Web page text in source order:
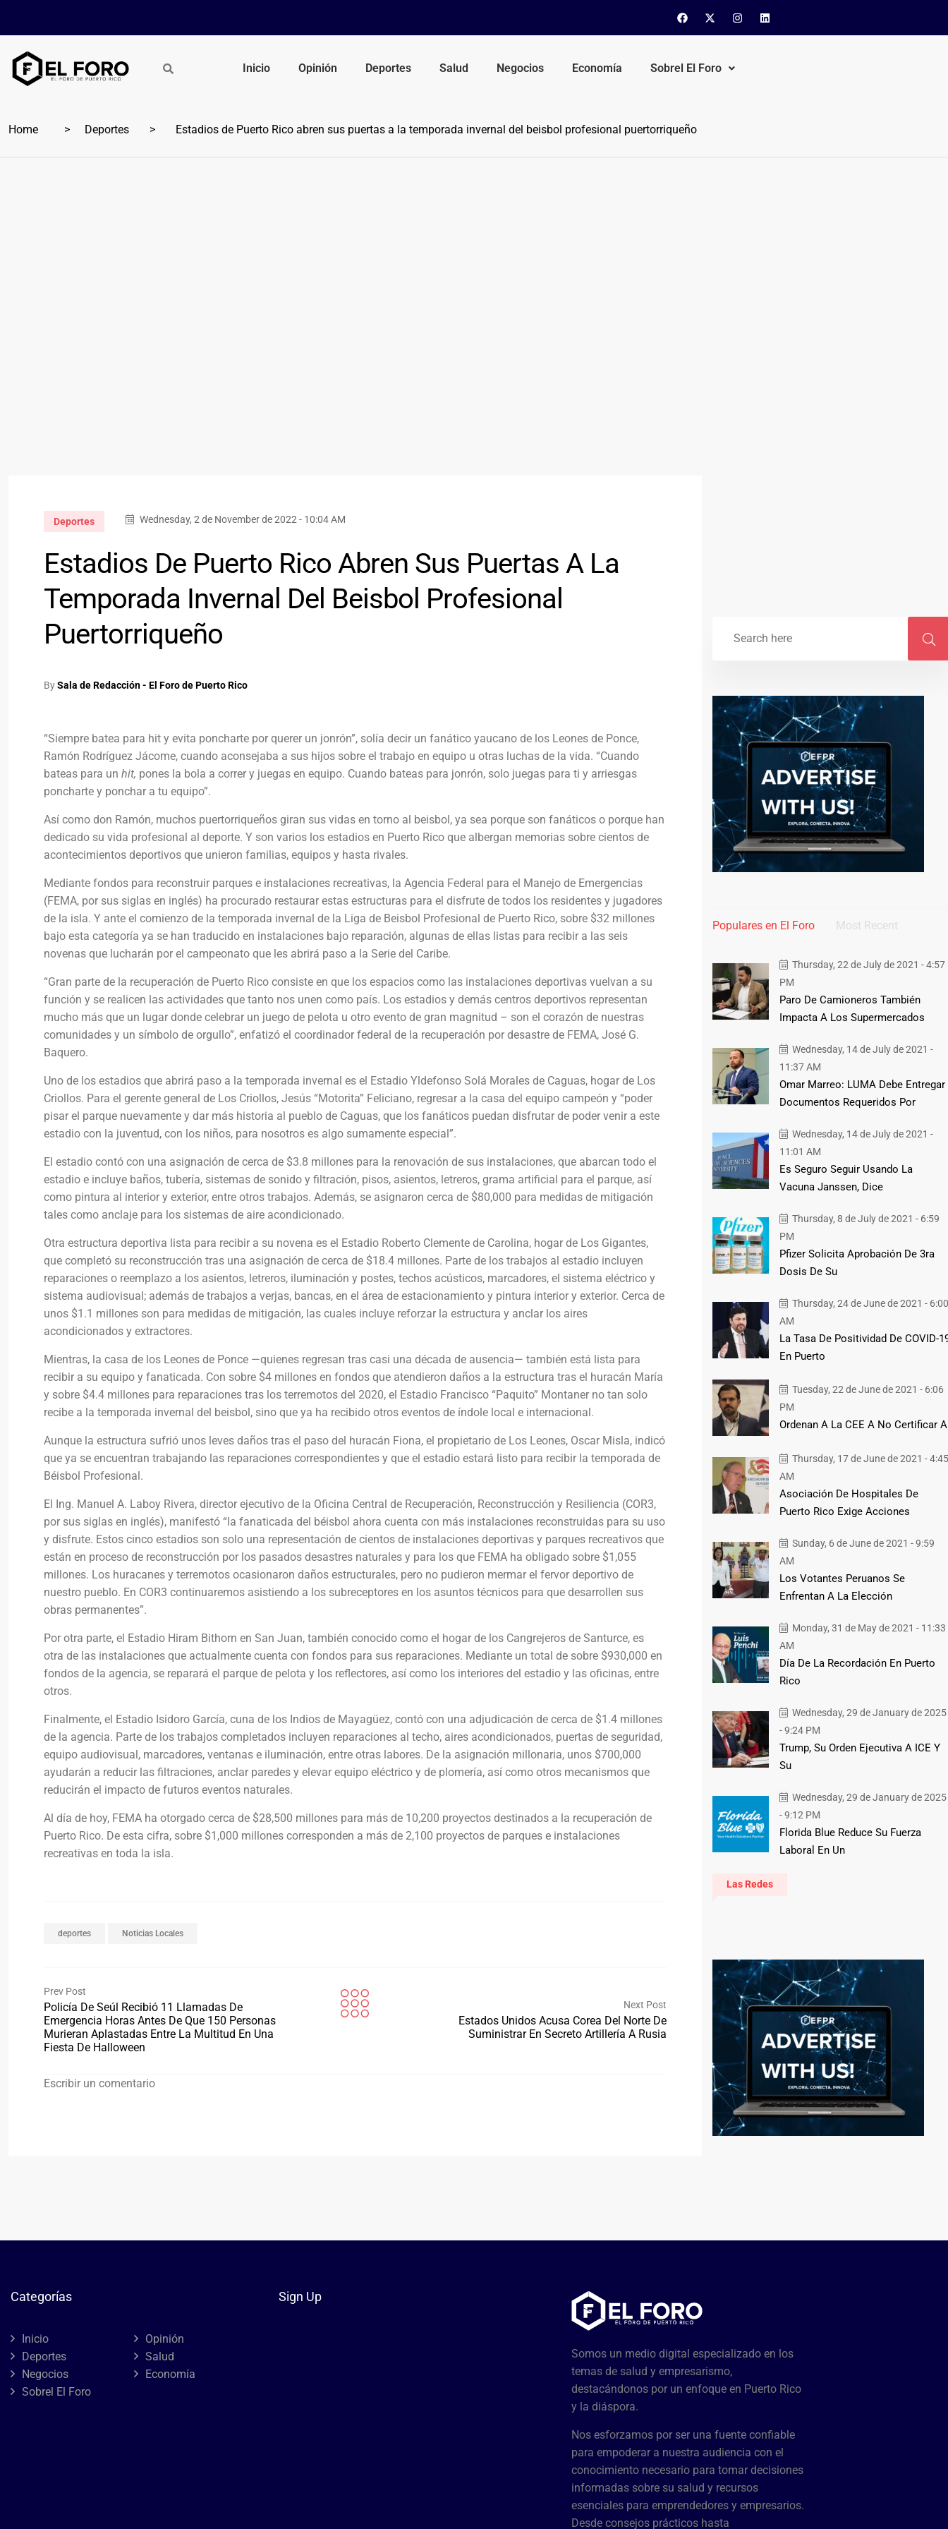
Inicio Opinión Deportes Salud Negocios Economía Sobrel El Foro
Home Deportes Estadios de Puerto Rico abren sus puertas a la temporada invernal del beisbol profesional puertorriqueño
Deportes Wednesday, 2 de November de 2022 - 10:04 AM
Estadios De Puerto Rico Abren Sus Puertas A La
Temporada Invernal Del Beisbol Profesional
Puertorriqueño
BySala de Redacción - El Foro de Puerto Rico
“Siempre batea para hit y evita poncharte por querer un jonrón”, solía decir un fanático yaucano de los Leones de Ponce,
Ramón Rodríguez Jácome, cuando aconsejaba a sus hijos sobre el trabajo en equipo u otras luchas de la vida. “Cuando
bateas para un hit, pones la bola a correr y juegas en equipo. Cuando bateas para jonrón, solo juegas para ti y arriesgas
poncharte y ponchar a tu equipo”.
Así como don Ramón, muchos puertorriqueños giran sus vidas en torno al beisbol, ya sea porque son fanáticos o porque han
dedicado su vida profesional al deporte. Y son varios los estadios en Puerto Rico que albergan memorias sobre cientos de
acontecimientos deportivos que unieron familias, equipos y hasta rivales.
Mediante fondos para reconstruir parques e instalaciones recreativas, la Agencia Federal para el Manejo de Emergencias
(FEMA, por sus siglas en inglés) ha procurado restaurar estas estructuras para el disfrute de todos los residentes y jugadores
de la isla. Y ante el comienzo de la temporada invernal de la Liga de Beisbol Profesional de Puerto Rico, sobre $32 millones
bajo esta categoría ya se han traducido en instalaciones bajo reparación, algunas de ellas listas para recibir a las seis
novenas que lucharán por el campeonato que les abrirá paso a la Serie del Caribe.
“Gran parte de la recuperación de Puerto Rico consiste en que los espacios como las instalaciones deportivas vuelvan a su
función y se realicen las actividades que tanto nos unen como país. Los estadios y demás centros deportivos representan
mucho más que un lugar donde celebrar un juego de pelota u otro evento de gran magnitud – son el corazón de nuestras
comunidades y un símbolo de orgullo”, enfatizó el coordinador federal de la recuperación por desastre de FEMA, José G.
Baquero.
Uno de los estadios que abrirá paso a la temporada invernal es el Estadio Yldefonso Solá Morales de Caguas, hogar de Los
Criollos. Para el gerente general de Los Criollos, Jesús “Motorita” Feliciano, regresar a la casa del equipo campeón y “poder
pisar el parque nuevamente y dar más historia al pueblo de Caguas, que los fanáticos puedan disfrutar de poder venir a este
estadio con la juventud, con los niños, para nosotros es algo sumamente especial”.
El estadio contó con una asignación de cerca de $3.8 millones para la renovación de sus instalaciones, que abarcan todo el
estadio e incluye baños, tubería, sistemas de sonido y filtración, pisos, asientos, letreros, grama artificial para el parque, así
como pintura al interior y exterior, entre otros trabajos. Además, se asignaron cerca de $80,000 para medidas de mitigación
tales como anclaje para los sistemas de aire acondicionado.
Otra estructura deportiva lista para recibir a su novena es el Estadio Roberto Clemente de Carolina, hogar de Los Gigantes,
que completó su reconstrucción tras una asignación de cerca de $18.4 millones. Parte de los trabajos al estadio incluyen
reparaciones o reemplazo a los asientos, letreros, iluminación y postes, techos acústicos, marcadores, el sistema eléctrico y
sistema audiovisual; además de trabajos a verjas, bancas, en el área de estacionamiento y pintura interior y exterior. Cerca de
unos $1.1 millones son para medidas de mitigación, las cuales incluye reforzar la estructura y anclar los aires
acondicionados y extractores.
Mientras, la casa de los Leones de Ponce —quienes regresan tras casi una década de ausencia— también está lista para
recibir a su equipo y fanaticada. Con sobre $4 millones en fondos que atendieron daños a la estructura tras el huracán María
y sobre $4.4 millones para reparaciones tras los terremotos del 2020, el Estadio Francisco “Paquito” Montaner no tan solo
recibe a la temporada invernal del beisbol, sino que ya ha recibido otros eventos de índole local e internacional.
Aunque la estructura sufrió unos leves daños tras el paso del huracán Fiona, el propietario de Los Leones, Oscar Misla, indicó
que ya se encuentran trabajando las reparaciones correspondientes y que el estadio estará listo para recibir la temporada de
Béisbol Profesional.
El Ing. Manuel A. Laboy Rivera, director ejecutivo de la Oficina Central de Recuperación, Reconstrucción y Resiliencia (COR3,
por sus siglas en inglés), manifestó “la fanaticada del béisbol ahora cuenta con más instalaciones reconstruidas para su uso
y disfrute. Estos cinco estadios son solo una representación de cientos de instalaciones deportivas y parques recreativos que
están en proceso de reconstrucción por los pasados desastres naturales y para los que FEMA ha obligado sobre $1,055
millones. Los huracanes y terremotos ocasionaron daños estructurales, pero no pudieron mermar el fervor deportivo de
nuestro pueblo. En COR3 continuaremos asistiendo a los subreceptores en los asuntos técnicos para que desarrollen sus
obras permanentes”.
Por otra parte, el Estadio Hiram Bithorn en San Juan, también conocido como el hogar de los Cangrejeros de Santurce, es
otra de las instalaciones que actualmente cuenta con fondos para sus reparaciones. Mediante un total de sobre $930,000 en
fondos de la agencia, se reparará el parque de pelota y los reflectores, así como los interiores del estadio y las oficinas, entre
otros.
Finalmente, el Estadio Isidoro García, cuna de los Indios de Mayagüez, contó con una adjudicación de cerca de $1.4 millones
de la agencia. Parte de los trabajos completados incluyen reparaciones al techo, aires acondicionados, puertas de seguridad,
equipo audiovisual, marcadores, ventanas e iluminación, entre otras labores. De la asignación millonaria, unos $700,000
ayudarán a reducir las filtraciones, anclar paredes y elevar equipo eléctrico y de plomería, así como otros mecanismos que
reducirán el impacto de futuros eventos naturales.
Al día de hoy, FEMA ha otorgado cerca de $28,500 millones para más de 10,200 proyectos destinados a la recuperación de
Puerto Rico. De esta cifra, sobre $1,000 millones corresponden a más de 2,100 proyectos de parques e instalaciones
recreativas en toda la isla.
deportes Noticias Locales
Prev Post
Policía De Seúl Recibió 11 Llamadas De
Emergencia Horas Antes De Que 150 Personas
Murieran Aplastadas Entre La Multitud En Una
Fiesta De Halloween
Next Post
Estados Unidos Acusa Corea Del Norte De
Suministrar En Secreto Artillería A Rusia
Escribir un comentario
Populares en El Foro Most Recent
Thursday, 22 de July de 2021 - 4:57
PM
Paro De Camioneros También
Impacta A Los Supermercados
Wednesday, 14 de July de 2021 -
11:37 AM
Omar Marreo: LUMA Debe Entregar
Documentos Requeridos Por
Wednesday, 14 de July de 2021 -
11:01 AM
Es Seguro Seguir Usando La
Vacuna Janssen, Dice
Thursday, 8 de July de 2021 - 6:59
PM
Pfizer Solicita Aprobación De 3ra
Dosis De Su
Thursday, 24 de June de 2021 - 6:00
AM
La Tasa De Positividad De COVID-
En Puerto
Tuesday, 22 de June de 2021 - 6:06
PM
Ordenan A La CEE A No Certificar A
Thursday, 17 de June de 2021 - 4:45
AM
Asociación De Hospitales De
Puerto Rico Exige Acciones
Sunday, 6 de June de 2021 - 9:59
AM
Los Votantes Peruanos Se
Enfrentan A La Elección
Monday, 31 de May de 2021 - 11:33
AM
Día De La Recordación En Puerto
Rico
Wednesday, 29 de January de 2025
- 9:24 PM
Trump, Su Orden Ejecutiva A ICE Y
Su
Wednesday, 29 de January de 2025
- 9:12 PM
Florida Blue Reduce Su Fuerza
Laboral En Un
Las Redes
Categorías
Inicio
Opinión
Deportes
Salud
Negocios
Economía
Sobrel El Foro
Sign Up
Somos un medio digital especializado en los
temas de salud y empresarismo,
destacándonos por un enfoque en Puerto Rico
y la diáspora.
Nos esforzamos por ser una fuente confiable
para empoderar a nuestra audiencia con el
conocimiento necesario para tomar decisiones
informadas sobre su salud y recursos
esenciales para emprendedores y empresarios.
Desde consejos prácticos hasta